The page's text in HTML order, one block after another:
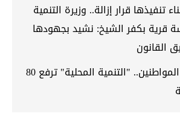
تنفيذها قرار إزالة.. وزيرة التنمية
قرية بكفر الشيخ: نشيد بجهودها
القانون
استجابة لشكاوى المواطنين.. "التنمية المحلية" ترفع 80